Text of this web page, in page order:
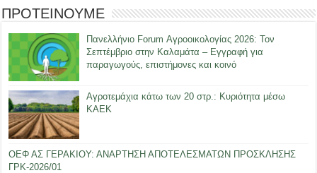
ΠΡΟΤΕΙΝΟΥΜΕ
Πανελλήνιο Forum Αγροοικολογίας 2026: Τον
Σεπτέμβριο στην Καλαμάτα – Εγγραφή για
παραγωγούς, επιστήμονες και κοινό
Αγροτεμάχια κάτω των 20 στρ.: Κυριότητα μέσω
ΚΑΕΚ
ΟΕΦ ΑΣ ΓΕΡΑΚΙΟΥ: ΑΝΑΡΤΗΣΗ ΑΠΟΤΕΛΕΣΜΑΤΩΝ ΠΡΟΣΚΛΗΣΗΣ
ΓΡΚ-2026/01